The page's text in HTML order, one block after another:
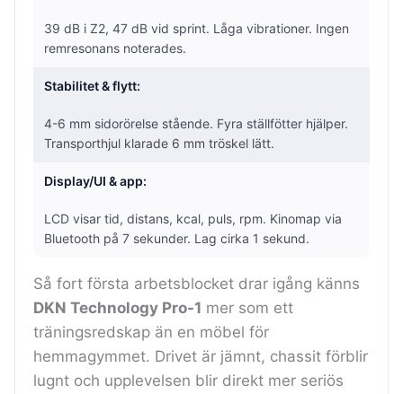
39 dB i Z2, 47 dB vid sprint. Låga vibrationer. Ingen
remresonans noterades.
Stabilitet & flytt:
4-6 mm sidorörelse stående. Fyra ställfötter hjälper.
Transporthjul klarade 6 mm tröskel lätt.
Display/UI & app:
LCD visar tid, distans, kcal, puls, rpm. Kinomap via
Bluetooth på 7 sekunder. Lag cirka 1 sekund.
Så fort första arbetsblocket drar igång känns
DKN Technology Pro-1 mer som ett
träningsredskap än en möbel för
hemmagymmet. Drivet är jämnt, chassit förblir
lugnt och upplevelsen blir direkt mer seriös